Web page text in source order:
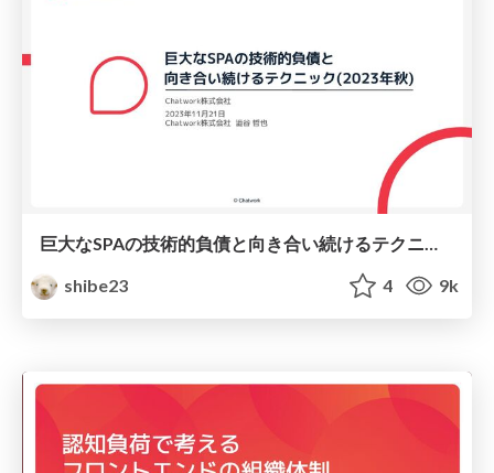
巨大なSPAの技術的負債と向き合い続けるテクニック(2023年秋)
shibe23
4 9k